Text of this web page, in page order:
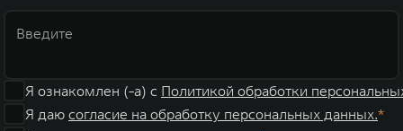
Я ознакомлен (-а) с Политикой обработки
Я даю согласие на обработку персональных данных.